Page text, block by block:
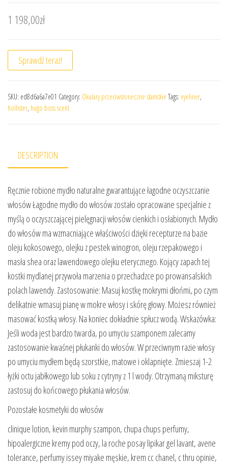
1 198,00zł
Sprawdź teraz!
SKU: ed8d6a6a7e01 Category: Okulary przeciwsłoneczne damskie Tags: eyeliner,
hollister, hugo boss scent
DESCRIPTION
Ręcznie robione mydło naturalne gwarantujące łagodne oczyszczanie
włosów Łagodne mydło do włosów zostało opracowane specjalnie z
myślą o oczyszczającej pielęgnacji włosów cienkich i osłabionych. Mydło
do włosów ma wzmacniające właściwości dzięki recepturze na bazie
oleju kokosowego, olejku z pestek winogron, oleju rzepakowego i
masła shea oraz lawendowego olejku eterycznego. Kojący zapach tej
kostki mydlanej przywoła marzenia o przechadzce po prowansalskich
polach lawendy. Zastosowanie: Masuj kostkę mokrymi dłońmi, po czym
delikatnie wmasuj pianę w mokre włosy i skórę głowy. Możesz również
masować kostką włosy. Na koniec dokładnie spłucz wodą. Wskazówka:
Jeśli woda jest bardzo twarda, po umyciu szamponem zalecamy
zastosowanie kwaśnej płukanki do włosów. W przeciwnym razie włosy
po umyciu mydłem będą szorstkie, matowe i oklapnięte. Zmieszaj 1-2
łyżki octu jabłkowego lub soku z cytryny z 1 l wody. Otrzymaną miksturę
zastosuj do końcowego płukania włosów.
Pozostałe kosmetyki do włosów
clinique lotion, kevin murphy szampon, chupa chups perfumy,
hipoalergiczne kremy pod oczy, la roche posay lipikar gel lavant, avene
tolerance, perfumy issey miyake męskie, krem cc chanel, c thru opinie,